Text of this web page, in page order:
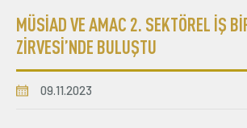
Sosyal Sorumluluk
Bilgi Merkezi
MÜSİAD VE AMAC 2. SEKTÖREL İŞ
ZİRVESİ’NDE BULUŞTU
09.11.2023